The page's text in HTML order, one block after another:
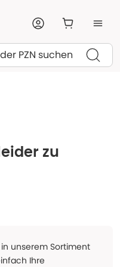
zu
unserem Sortiment
Ihre